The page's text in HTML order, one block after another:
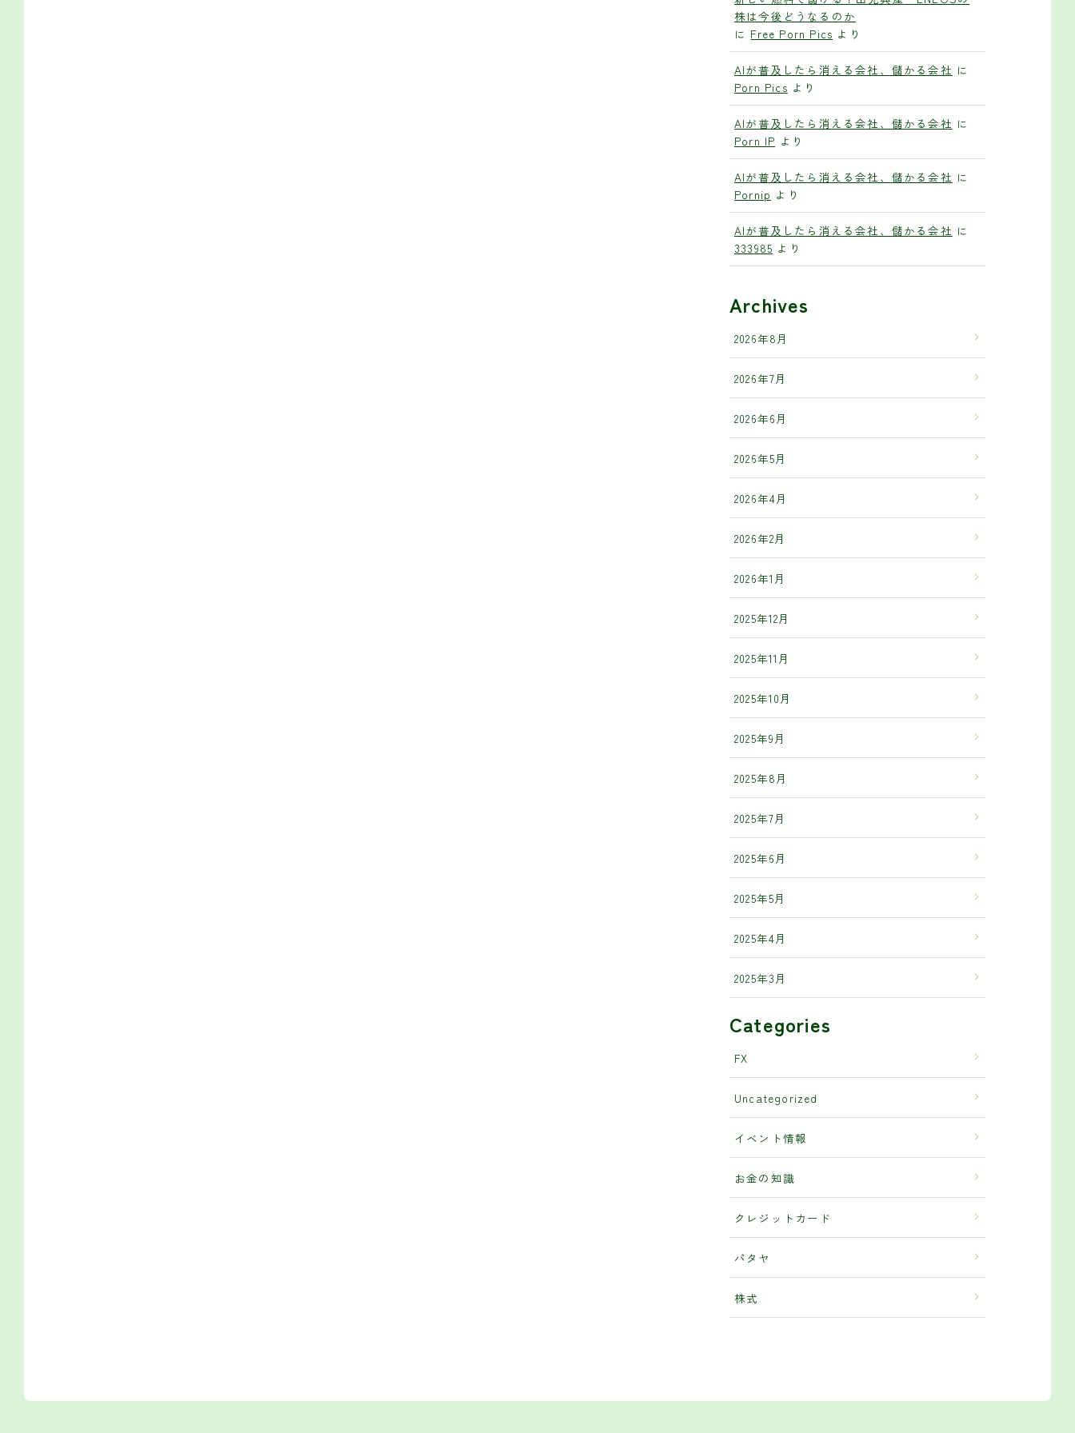
株は今後どうなるのか
に Free Porn Pics より
AIが普及したら消える会社、儲かる会社 に
Porn Pics より
AIが普及したら消える会社、儲かる会社 に
Porn IP より
AIが普及したら消える会社、儲かる会社 に
Pornip より
AIが普及したら消える会社、儲かる会社 に
333985 より
Archives
2026年8月
2026年7月
2026年6月
2026年5月
2026年4月
2026年2月
2026年1月
2025年12月
2025年11月
2025年10月
2025年9月
2025年8月
2025年7月
2025年6月
2025年5月
2025年4月
2025年3月
Categories
FX
Uncategorized
イベント情報
お金の知識
クレジットカード
パタヤ
株式